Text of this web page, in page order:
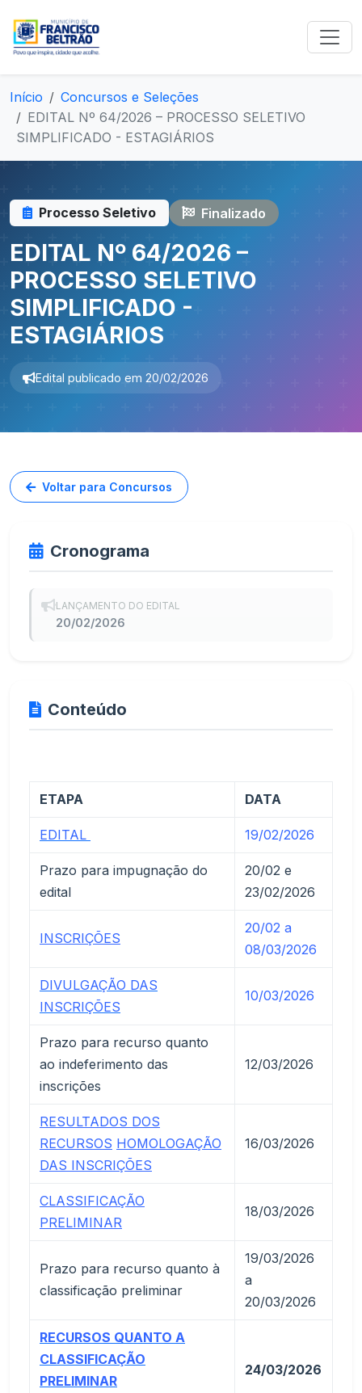
Início
Concursos e Seleções
EDITAL Nº 64/2026 – PROCESSO SELETIVO
SIMPLIFICADO - ESTAGIÁRIOS
Processo Seletivo Finalizado
EDITAL Nº 64/2026 –
PROCESSO SELETIVO
SIMPLIFICADO -
ESTAGIÁRIOS
Edital publicado em 20/02/2026
Voltar para Concursos
Cronograma
LANÇAMENTO DO EDITAL
20/02/2026
Conteúdo
ETAPA DATA
EDITAL 19/02/2026
Prazo para impugnação do
edital
20/02 e
23/02/2026
INSCRIÇÕES
20/02 a
08/03/2026
DIVULGAÇÃO DAS
INSCRIÇÕES
10/03/2026
Prazo para recurso quanto
ao indeferimento das
inscrições
12/03/2026
RESULTADOS DOS
RECURSOS HOMOLOGAÇÃO
DAS INSCRIÇÕES
16/03/2026
CLASSIFICAÇÃO
PRELIMINAR
18/03/2026
Prazo para recurso quanto à
classificação preliminar
19/03/2026
a
20/03/2026
RECURSOS QUANTO A
CLASSIFICAÇÃO
PRELIMINAR
24/03/2026